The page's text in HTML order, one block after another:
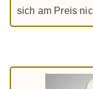
sich am Preis